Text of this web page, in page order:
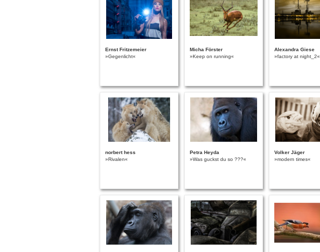
Ernst Fritzemeier
»Gegenlicht«
Micha Förster
»Keep on running«
Alexandra Giese
»factory at night_2«
norbert hess
»Rivalen«
Petra Heyda
»Was guckst du so ???«
Volker Jäger
»modern times«